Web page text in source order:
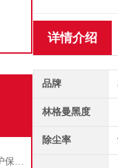
车间除尘吸尘器如何进行维护保养？
详情介绍
品牌
林格曼黑度
除尘率